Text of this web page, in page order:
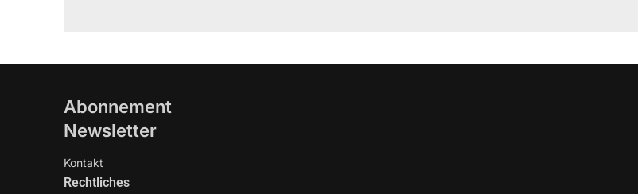
Abonnement
Newsletter
Kontakt
Rechtliches